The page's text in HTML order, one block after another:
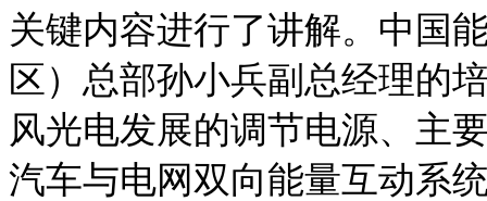
关键内容进行了讲解。中国
区）总部孙小兵副总经理的
风光电发展的调节电源、主
汽车与电网双向能量互动系